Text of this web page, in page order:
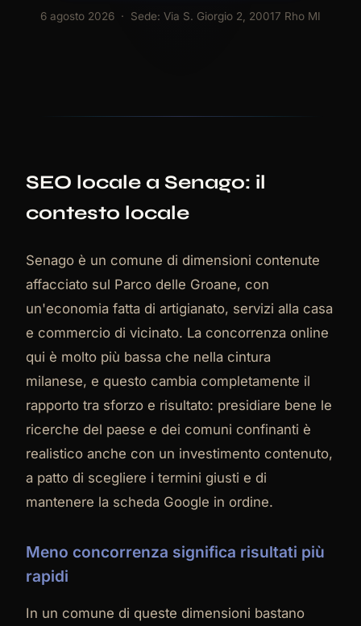
6 agosto 2026 · Sede: Via S. Giorgio 2, 20017 Rho MI
SEO locale a Senago: il
contesto locale
Senago è un comune di dimensioni contenute
affacciato sul Parco delle Groane, con
un'economia fatta di artigianato, servizi alla casa
e commercio di vicinato. La concorrenza online
qui è molto più bassa che nella cintura
milanese, e questo cambia completamente il
rapporto tra sforzo e risultato: presidiare bene le
ricerche del paese e dei comuni confinanti è
realistico anche con un investimento contenuto,
a patto di scegliere i termini giusti e di
mantenere la scheda Google in ordine.
Meno concorrenza significa risultati più
rapidi
In un comune di queste dimensioni bastano